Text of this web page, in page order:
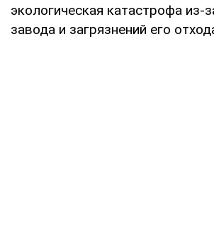
экологическая катастрофа из-
завода и загрязнений его